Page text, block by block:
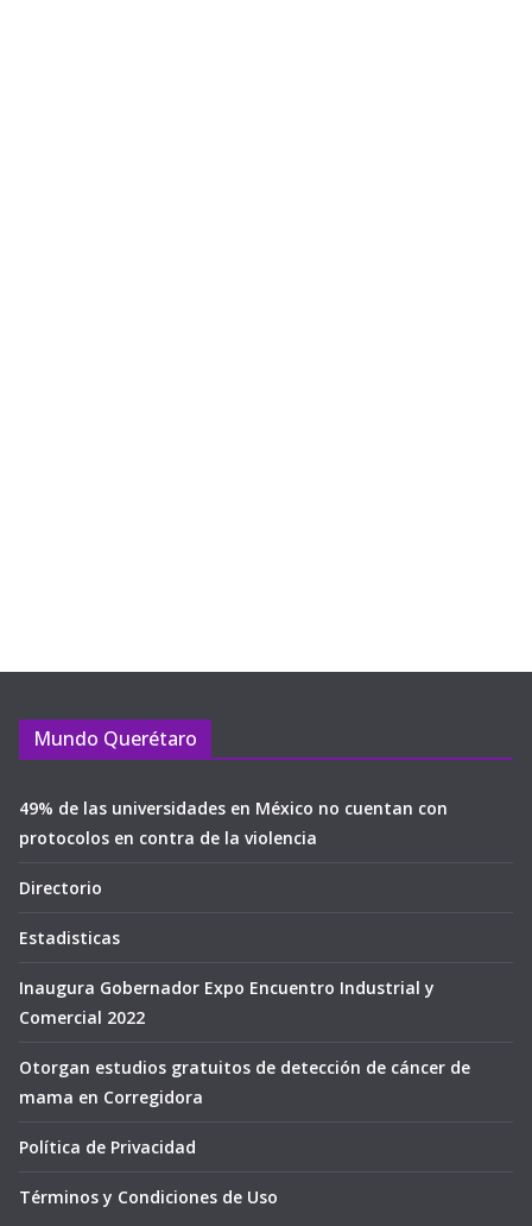
Mundo Querétaro
49% de las universidades en México no cuentan con
protocolos en contra de la violencia
Directorio
Estadisticas
Inaugura Gobernador Expo Encuentro Industrial y
Comercial 2022
Otorgan estudios gratuitos de detección de cáncer de
mama en Corregidora
Política de Privacidad
Términos y Condiciones de Uso